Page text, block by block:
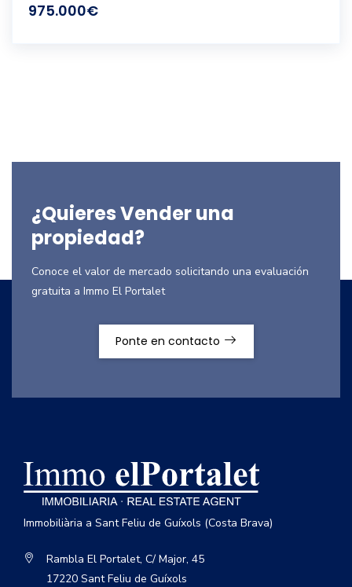
975.000€
¿Quieres Vender una
propiedad?
Conoce el valor de mercado solicitando una evaluación
gratuita a Immo El Portalet
Ponte en contacto
Immobiliària a Sant Feliu de Guíxols (Costa Brava)
Rambla El Portalet, C/ Major, 45
17220 Sant Feliu de Guíxols